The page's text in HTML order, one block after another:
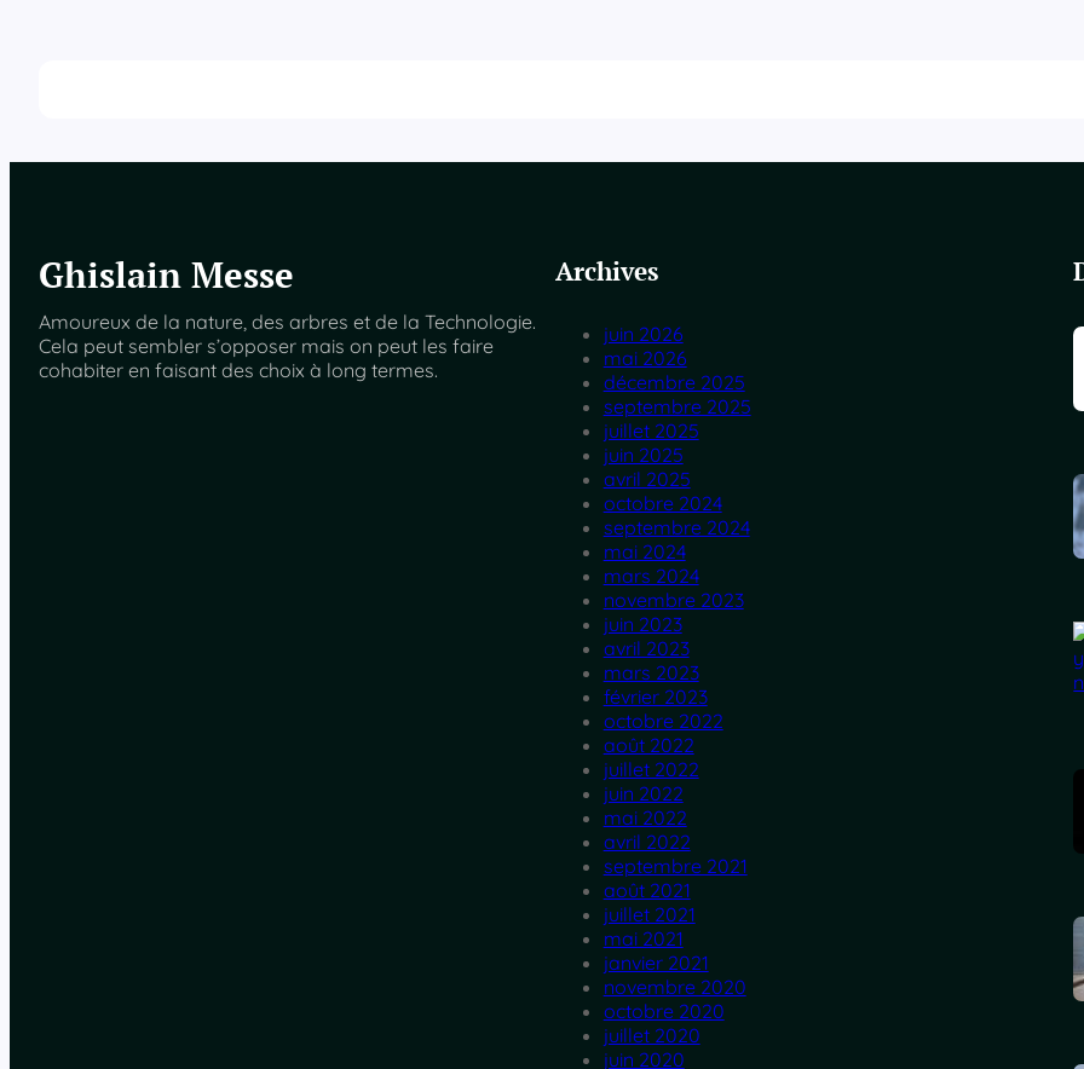
Ghislain Messe
Amoureux de la nature, des arbres et de la Technologie.
Cela peut sembler s’opposer mais on peut les faire
cohabiter en faisant des choix à long termes.
Archives
juin 2026
mai 2026
décembre 2025
septembre 2025
juillet 2025
juin 2025
avril 2025
octobre 2024
septembre 2024
mai 2024
mars 2024
novembre 2023
juin 2023
avril 2023
mars 2023
février 2023
octobre 2022
août 2022
juillet 2022
juin 2022
mai 2022
avril 2022
septembre 2021
août 2021
juillet 2021
mai 2021
janvier 2021
novembre 2020
octobre 2020
juillet 2020
juin 2020